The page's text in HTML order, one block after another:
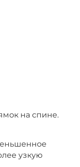
на спине.
узкую